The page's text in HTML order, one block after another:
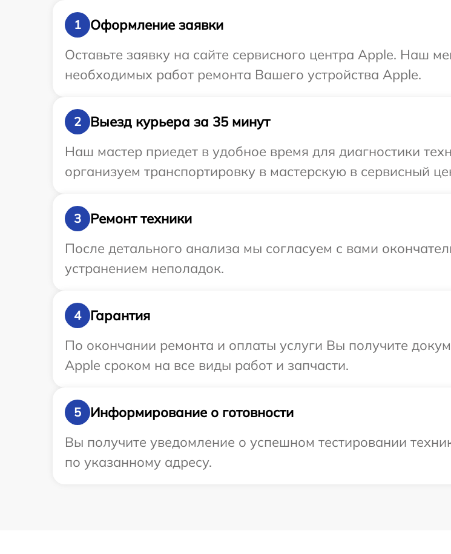
1
Оформление заявки
Оставьте заявку на сайте сервисного центра Apple. Наш
необходимых работ ремонта Вашего устройства Apple.
2
Выезд курьера за 35 минут
Наш мастер приедет в удобное время для диагностики
организуем транспортировку в мастерскую в сервисный
3
Ремонт техники
После детального анализа мы согласуем с вами
устранением неполадок.
4
Гарантия
По окончании ремонта и оплаты услуги Вы получите
Apple сроком на все виды работ и запчасти.
5
Информирование о готовности
Вы получите уведомление о успешном тестировании
по указанному адресу.